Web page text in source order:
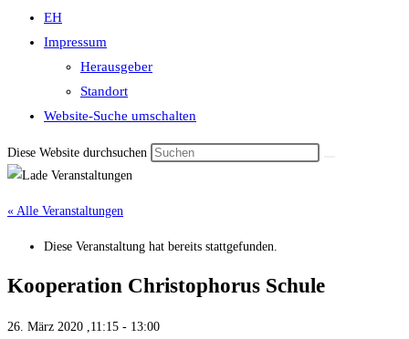
EH
Impressum
Herausgeber
Standort
Website-Suche umschalten
Diese Website durchsuchen
« Alle Veranstaltungen
Diese Veranstaltung hat bereits stattgefunden.
Koopera­tion Christo­phorus Schule
26. März 2020 ,11:15 - 13:00